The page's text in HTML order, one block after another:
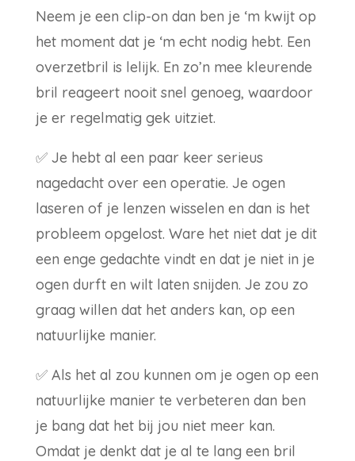
Neem je een clip-on dan ben je ‘m kwijt op
het moment dat je ‘m echt nodig hebt. Een
overzetbril is lelijk. En zo’n mee kleurende
bril reageert nooit snel genoeg, waardoor
je er regelmatig gek uitziet.
✅ Je hebt al een paar keer serieus
nagedacht over een operatie. Je ogen
laseren of je lenzen wisselen en dan is het
probleem opgelost. Ware het niet dat je dit
een enge gedachte vindt en dat je niet in je
ogen durft en wilt laten snijden. Je zou zo
graag willen dat het anders kan, op een
natuurlijke manier.
✅ Als het al zou kunnen om je ogen op een
natuurlijke manier te verbeteren dan ben
je bang dat het bij jou niet meer kan.
Omdat je denkt dat je al te lang een bril